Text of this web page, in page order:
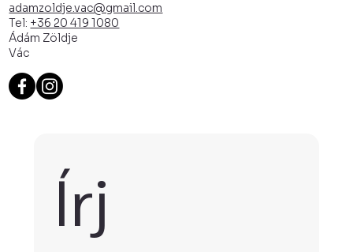
adamzoldje.vac@gmail.com
Tel: +36 20 419 1080
Ádám Zöldje
Vác
Írj